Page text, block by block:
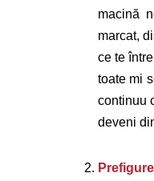
macină
marcat,
ce te
toate mi
continuu
deveni